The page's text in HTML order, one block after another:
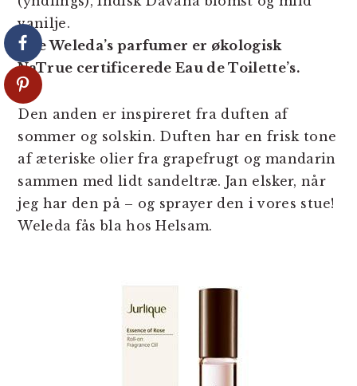
vanilje.
Alle Weleda’s parfumer er økologisk
NaTrue certificerede Eau de Toilette’s.
Den anden er inspireret fra duften af ​​
sommer og solskin. Duften har en frisk tone
af æteriske olier fra grapefrugt og mandarin
sammen med lidt sandeltræ. Jan elsker, når
jeg har den på – og sprayer den i vores stue!
Weleda fås bla hos Helsam.